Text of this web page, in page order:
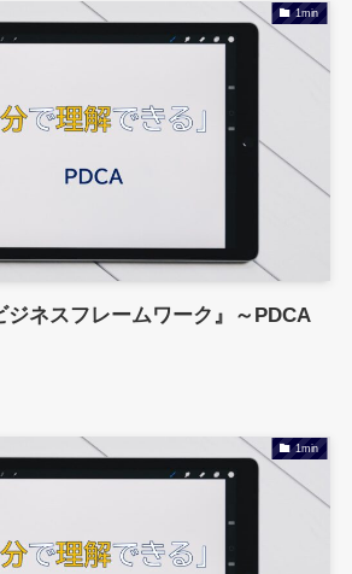
1min
ジネスフレームワーク』～PDCA
1min